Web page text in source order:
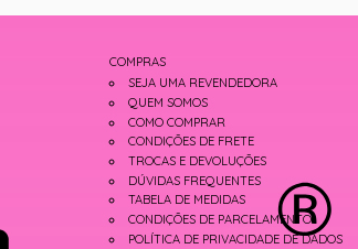
COMPRAS
SEJA UMA REVENDEDORA
QUEM SOMOS
COMO COMPRAR
CONDIÇÕES DE FRETE
TROCAS E DEVOLUÇÕES
DÚVIDAS FREQUENTES
TABELA DE MEDIDAS
CONDIÇÕES DE PARCELAMENTO
POLÍTICA DE PRIVACIDADE DE DADOS